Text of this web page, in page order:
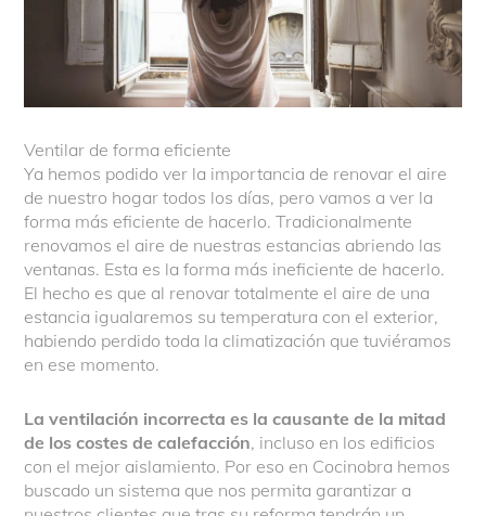
Ventilar de forma eficiente
Ya hemos podido ver la importancia de renovar el aire
de nuestro hogar todos los días, pero vamos a ver la
forma más eficiente de hacerlo. Tradicionalmente
renovamos el aire de nuestras estancias abriendo las
ventanas. Esta es la forma más ineficiente de hacerlo.
El hecho es que al renovar totalmente el aire de una
estancia igualaremos su temperatura con el exterior,
habiendo perdido toda la climatización que tuviéramos
en ese momento.
La ventilación incorrecta es la causante de la mitad
de los costes de calefacción, incluso en los edificios
con el mejor aislamiento. Por eso en Cocinobra hemos
buscado un sistema que nos permita garantizar a